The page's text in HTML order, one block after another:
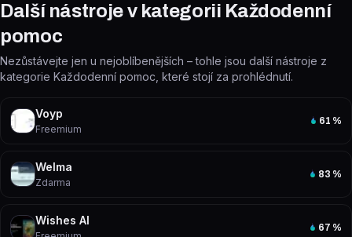
Další nástroje v kategorii Každodenní
pomoc
Nezůstávejte jen u nejoblíbenějších – tohle jsou další nástroje z
kategorie Každodenní pomoc, které stojí za prohlédnutí.
Voyp
Freemium
61 %
Welma
Zdarma
83 %
Wishes AI
67 %